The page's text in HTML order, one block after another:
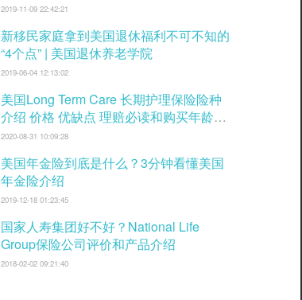
2019-11-09 22:42:21
新移民家庭拿到美国退休福利不可不知的
“4个点” | 美国退休养老学院
2019-06-04 12:13:02
美国Long Term Care 长期护理保险险种
介绍 价格 优缺点 理赔必读和购买年龄窗
口
2020-08-31 10:09:28
美国年金险到底是什么？3分钟看懂美国
年金险介绍
2019-12-18 01:23:45
国家人寿集团好不好？National Life
Group保险公司评价和产品介绍
2018-02-02 09:21:40